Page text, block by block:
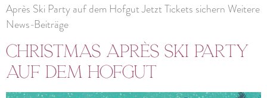
Après Ski Party auf dem Hofgut Jetzt Tickets sichern Weitere
News-Beiträge
Christmas Après Ski Party
auf dem Hofgut